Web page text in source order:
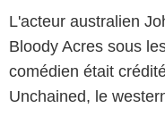
L'acteur australien
Bloody Acres sous
comédien était
Unchained, le